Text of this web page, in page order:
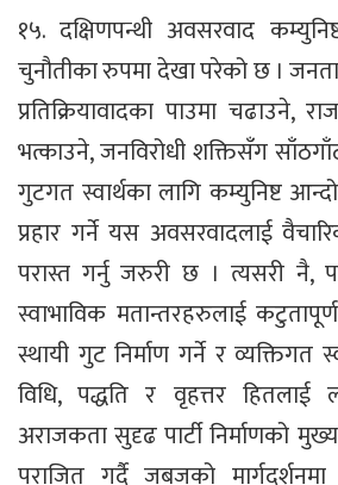
१५. दक्षिणपन्थी अवसरवाद
चुनौतीका रुपमा देखा परेको छ ।
प्रतिक्रियावादका पाउमा चढाउने,
भत्काउने, जनविरोधी शक्तिसँग
गुटगत स्वार्थका लागि कम्युनिष्ट
प्रहार गर्ने यस अवसरवादलाई
परास्त गर्नु जरुरी छ । त्यसरी नै,
स्वाभाविक मतान्तरहरुलाई
स्थायी गुट निर्माण गर्ने र व्यक्तिगत
विधि, पद्धति र वृहत्तर हितलाई
अराजकता सुदृढ पार्टी निर्माणको
पराजित गर्दै जबजको